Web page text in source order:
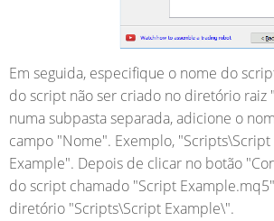
Em seguida, especifique o nome do
do script não ser criado no diretório raiz
numa subpasta separada, adicione o
campo "Nome". Exemplo, "Scripts\Script
Example". Depois de clicar no botão
do script chamado "Script
diretório "Scripts\Script Example\".